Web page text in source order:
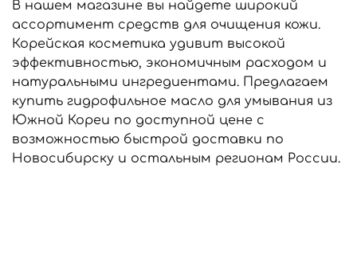
В нашем магазине вы найдете широкий
ассортимент средств для очищения кожи.
Корейская косметика удивит высокой
эффективностью, экономичным расходом и
натуральными ингредиентами. Предлагаем
купить гидрофильное масло для умывания из
Южной Кореи по доступной цене с
возможностью быстрой доставки по
Новосибирску и остальным регионам России.